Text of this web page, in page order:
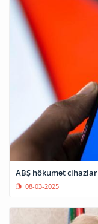
ABŞ hökumət
08-03-2025